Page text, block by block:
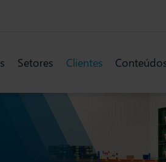
Setores Clientes